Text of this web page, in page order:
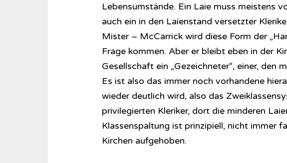
Lebensumstände. Ein Laie muss meistens
auch ein in den Laienstand versetzter
Mister – McCarrick wird diese Form der
Frage kommen. Aber er bleibt eben in der
Gesellschaft ein „Gezeichneter“, einer, den
Es ist also das immer noch vorhandene
wieder deutlich wird, also das
privilegierten Kleriker, dort die minderen
Klassenspaltung ist prinzipiell, nicht immer
Kirchen aufgehoben.